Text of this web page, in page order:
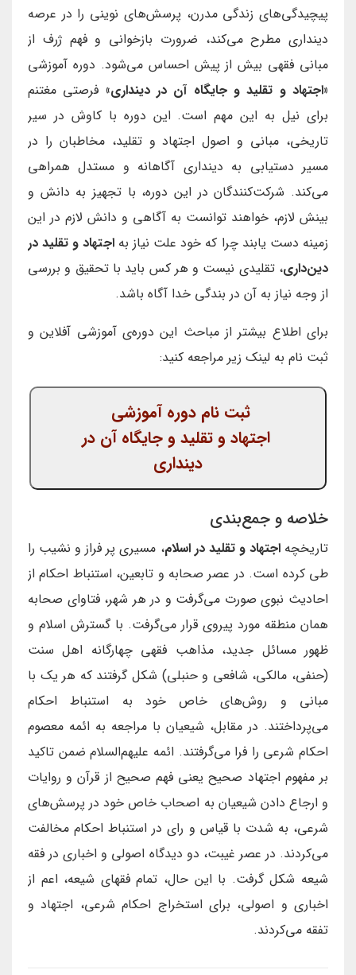
پیچیدگی‌های زندگی مدرن، پرسش‌های نوینی را در عرصه
دینداری مطرح می‌کند، ضرورت بازخوانی و فهم ژرف از
مبانی فقهی بیش از پیش احساس می‌شود. دوره آموزشی
«اجتهاد و تقلید و جایگاه آن در دینداری» فرصتی مغتنم
برای نیل به این مهم است. این دوره با کاوش در سیر
تاریخی، مبانی و اصول اجتهاد و تقلید، مخاطبان را در
مسیر دستیابی به دینداری آگاهانه و مستدل همراهی
می‌کند. شرکت‌کنندگان در این دوره، با تجهیز به دانش و
بینش لازم، خواهند توانست به آگاهی و دانش لازم در این
زمینه دست یابند چرا که خود علت نیاز بهاجتهاد و تقلید در
دین‌داری، تقلیدی نیست و هر کس باید با تحقیق و بررسی
از وجه نیاز به آن در بندگی خدا آگاه باشد.
برای اطلاع بیشتر از مباحث این دوره‌ی آموزشی آفلاین و
ثبت نام به لینک زیر مراجعه کنید:
ثبت نام دوره آموزشی
اجتهاد و تقلید و جایگاه آن در
دینداری
خلاصه و جمع‌بندی
تاریخچهاجتهاد و تقلید در اسلام، مسیری پر فراز و نشیب را
طی کرده است. در عصر صحابه و تابعین، استنباط احکام از
احادیث نبوی صورت می‌گرفت و در هر شهر، فتاوای صحابه
همان منطقه مورد پیروی قرار می‌گرفت. با گسترش اسلام و
ظهور مسائل جدید، مذاهب فقهی چهارگانه اهل سنت
(حنفی، مالکی، شافعی و حنبلی) شکل گرفتند که هر یک با
مبانی و روش‌های خاص خود به استنباط احکام
می‌پرداختند. در مقابل، شیعیان با مراجعه به ائمه معصوم
احکام شرعی را فرا می‌گرفتند. ائمه علیهم‌السلام ضمن تاکید
بر مفهوم اجتهاد صحیح یعنی فهم صحیح از قرآن و روایات
و ارجاع دادن شیعیان به اصحاب خاص خود در پرسش‌های
شرعی، به شدت با قیاس و رای در استنباط احکام مخالفت
می‌کردند. در عصر غیبت، دو دیدگاه اصولی و اخباری در فقه
شیعه شکل گرفت. با این حال، تمام فقهای شیعه، اعم از
اخباری و اصولی، برای استخراج احکام شرعی، اجتهاد و
تفقه می‌کردند.